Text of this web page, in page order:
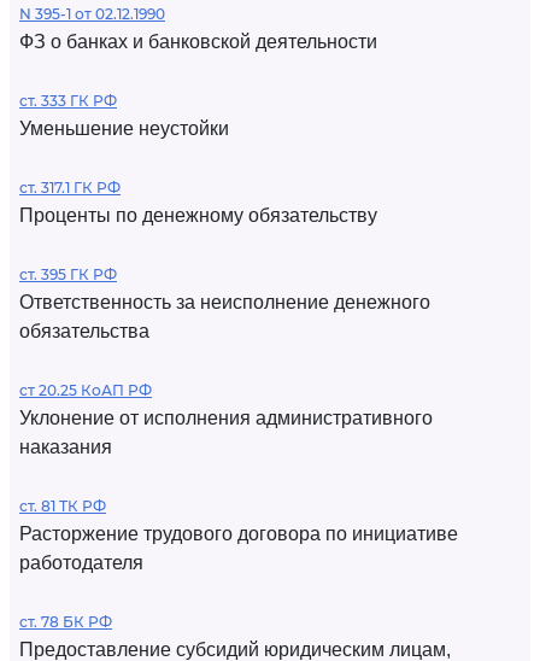
N 395-1 от 02.12.1990
ФЗ о банках и банковской деятельности
ст. 333 ГК РФ
Уменьшение неустойки
ст. 317.1 ГК РФ
Проценты по денежному обязательству
ст. 395 ГК РФ
Ответственность за неисполнение денежного
обязательства
ст 20.25 КоАП РФ
Уклонение от исполнения административного
наказания
ст. 81 ТК РФ
Расторжение трудового договора по инициативе
работодателя
ст. 78 БК РФ
Предоставление субсидий юридическим лицам,